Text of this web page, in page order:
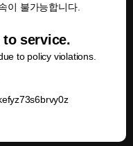
이 불가능합니다.
service.
to policy violations.